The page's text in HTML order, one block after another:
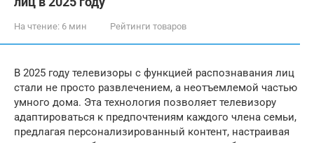
На чтение: 6 мин Рейтинги товаров
В 2025 году телевизоры с функцией распознавания лиц
стали не просто развлечением, а неотъемлемой частью
умного дома. Эта технология позволяет телевизору
адаптироваться к предпочтениям каждого члена семьи,
предлагая персонализированный контент, настраивая